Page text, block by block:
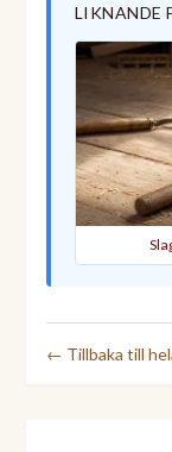
LIKNANDE
← Tillbaka till